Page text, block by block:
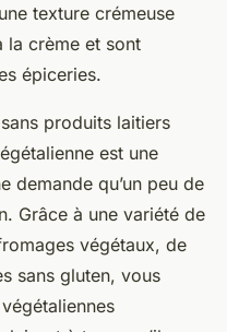
texture crémeuse
la crème et sont
épiceries.
produits laitiers
est une
demande qu’un peu de
Grâce à une variété de
végétaux, de
sans gluten, vous